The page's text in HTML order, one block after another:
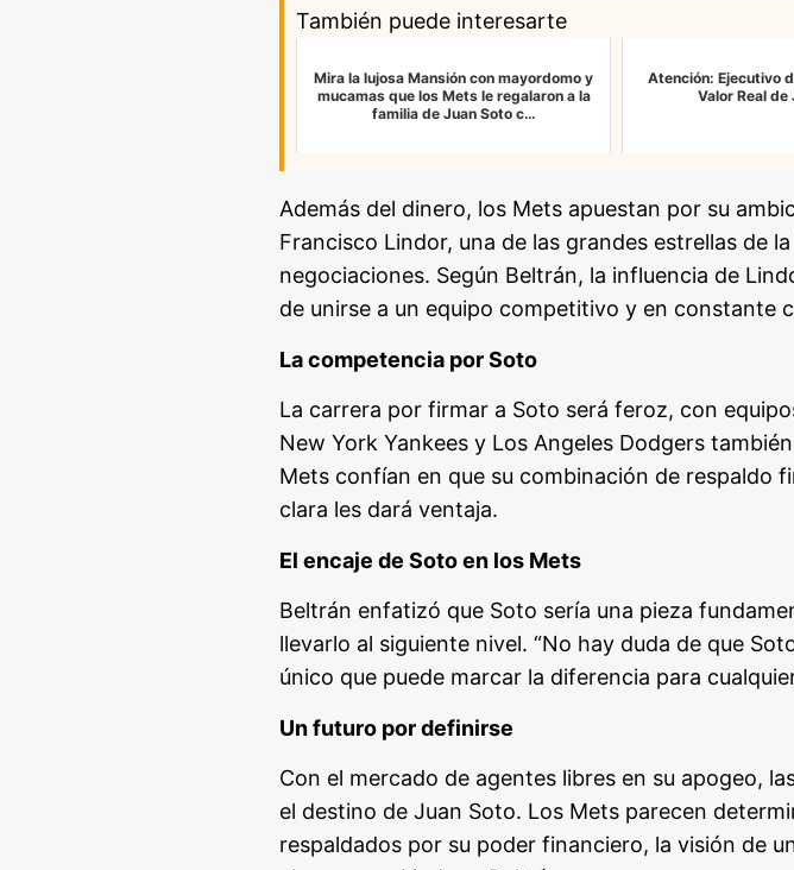
También puede interesarte
Mira la lujosa Mansión con mayordomo y
mucamas que los Mets le regalaron a la
familia de Juan Soto c…
Atención: Ejecutivo
Valor Real de
Además del dinero, los Mets apuestan por su
Francisco Lindor, una de las grandes estrellas de
negociaciones. Según Beltrán, la influencia de
de unirse a un equipo competitivo y en constante
La competencia por Soto
La carrera por firmar a Soto será feroz, con
New York Yankees y Los Angeles Dodgers
Mets confían en que su combinación de respaldo
clara les dará ventaja.
El encaje de Soto en los Mets
Beltrán enfatizó que Soto sería una pieza
llevarlo al siguiente nivel. “No hay duda de que
único que puede marcar la diferencia para
Un futuro por definirse
Con el mercado de agentes libres en su apogeo,
el destino de Juan Soto. Los Mets parecen
respaldados por su poder financiero, la visión de